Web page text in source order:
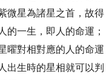
微星為諸星之首，故得
的一生，即人的命運；
曜對相對應的人的命運
出生時的星相就可­以判